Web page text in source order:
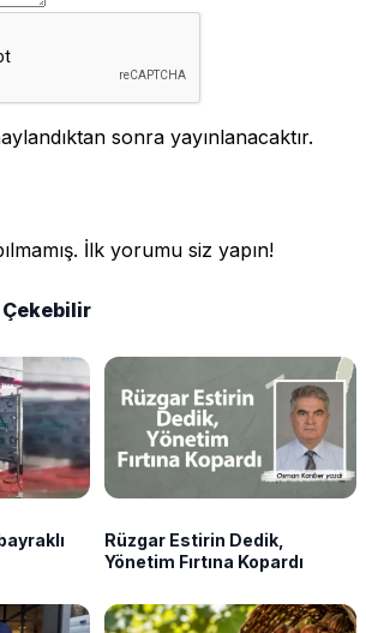
sonra yayınlanacaktır.
İlk yorumu siz yapın!
Rüzgar Estirin Dedik,
Yönetim Fırtına Kopardı